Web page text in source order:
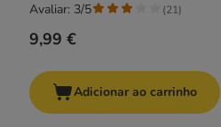
9,99 €
Avaliar: 3/5 (21)
Adicionar ao carrinho